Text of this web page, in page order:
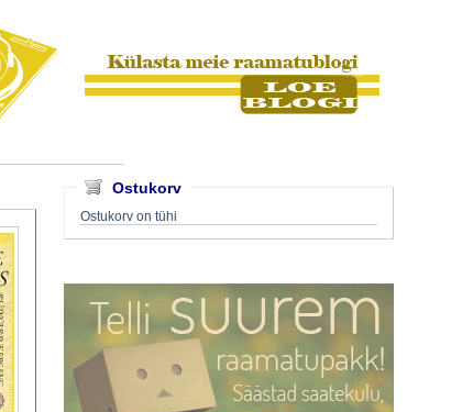
Ostukorv
Ostukorv on tühi